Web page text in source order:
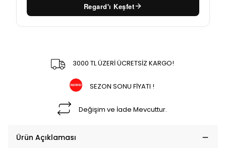
Regard'ı Keşfet
3000 TL ÜZERİ ÜCRETSİZ KARGO!
SEZON SONU FİYATI !
Değişim ve İade Mevcuttur.
Ürün Açıklaması